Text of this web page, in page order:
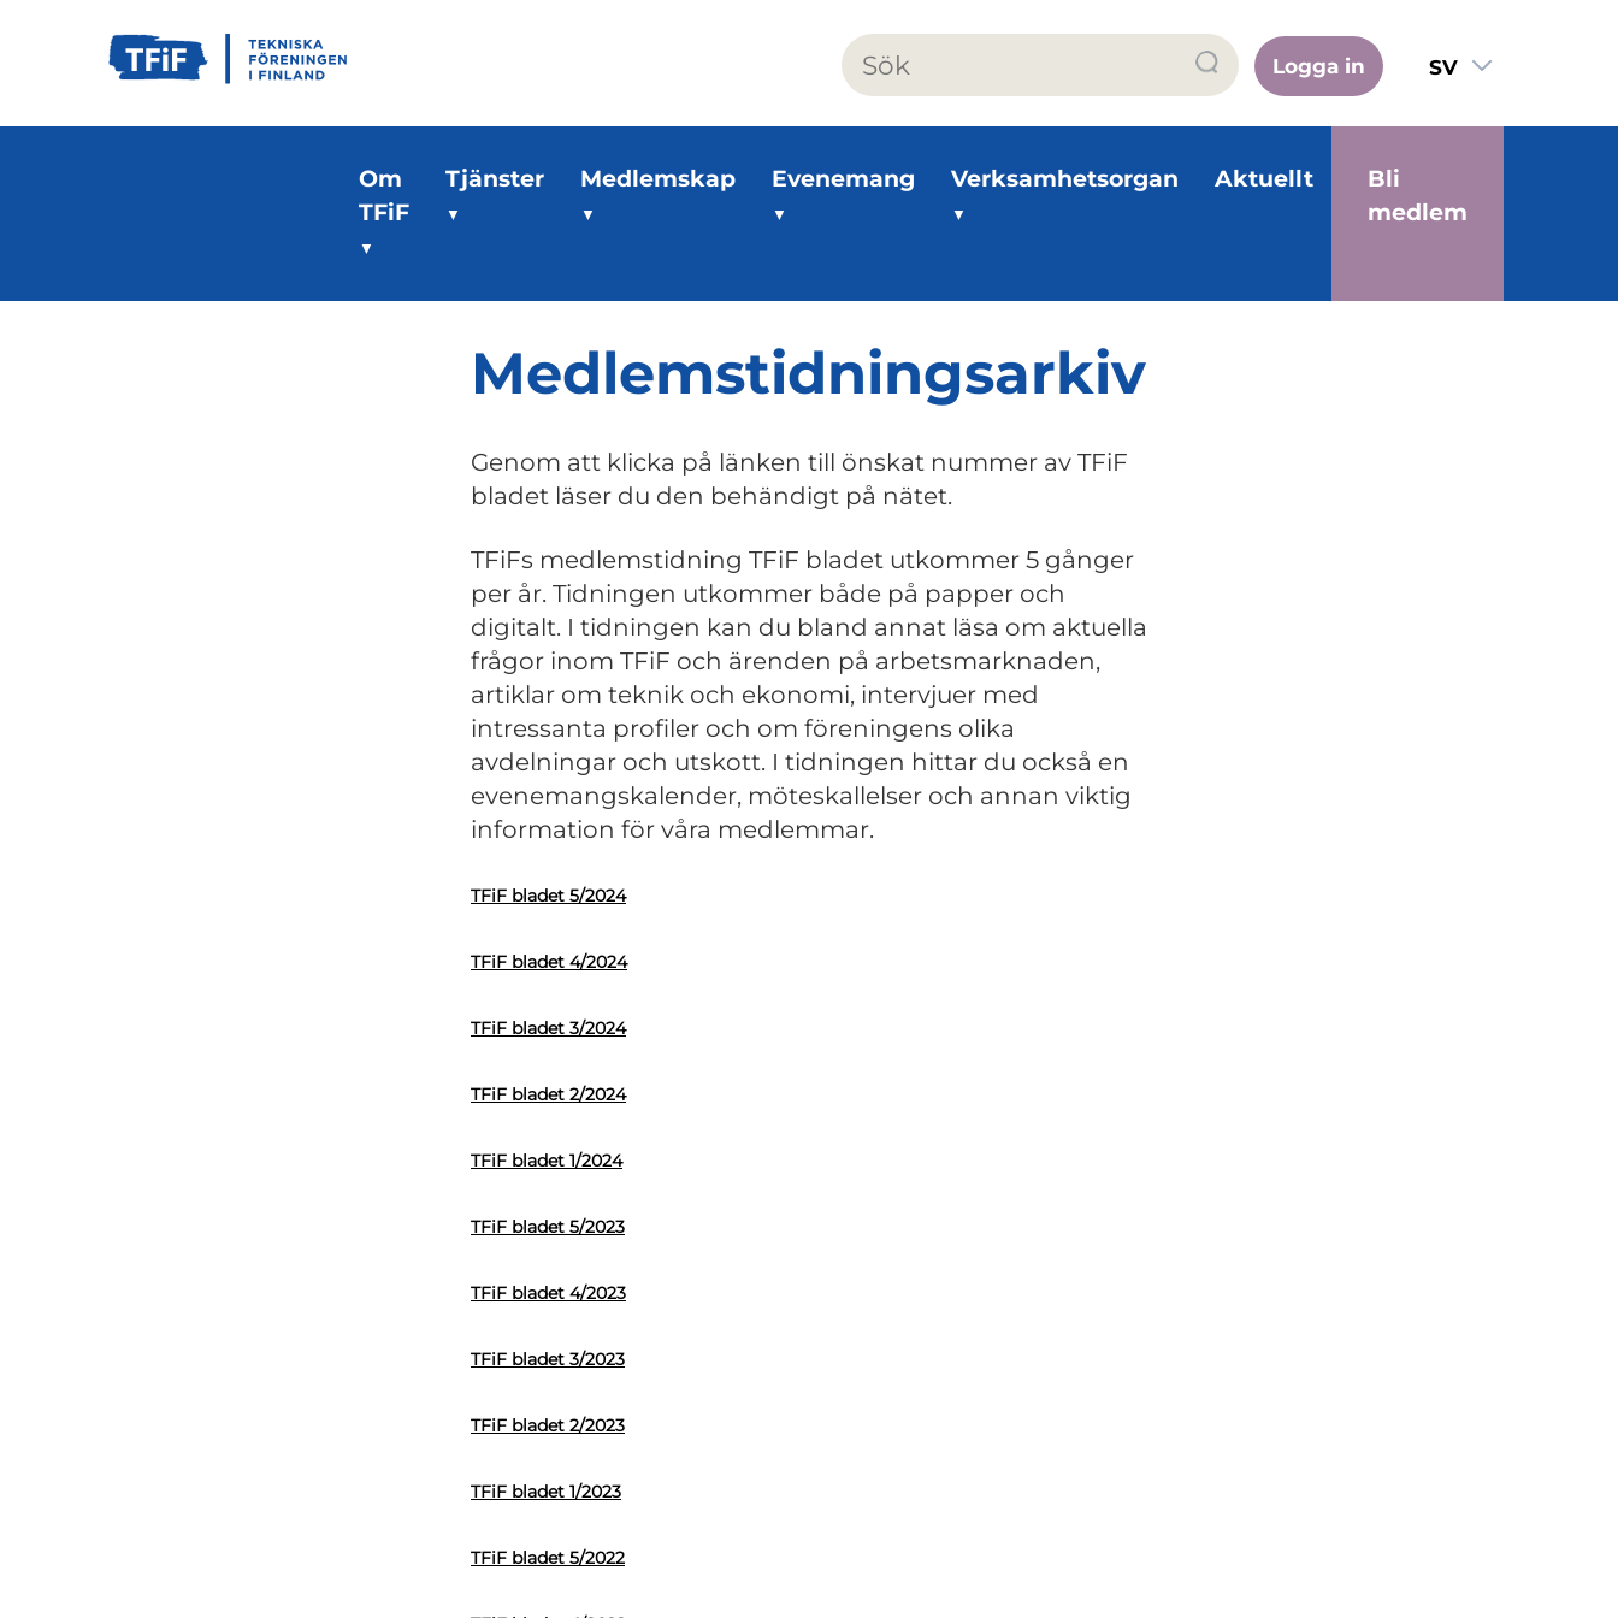
Logga in
SV
Om
TFiF
Tjänster Medlemskap Evenemang Verksamhetsorgan Aktuellt
Bli
medlem
Medlemstidningsarkiv
Genom att klicka på länken till önskat nummer av TFiF
bladet läser du den behändigt på nätet.
TFiFs medlemstidning TFiF bladet utkommer 5 gånger
per år. Tidningen utkommer både på papper och
digitalt. I tidningen kan du bland annat läsa om aktuella
frågor inom TFiF och ärenden på arbetsmarknaden,
artiklar om teknik och ekonomi, intervjuer med
intressanta profiler och om föreningens olika
avdelningar och utskott. I tidningen hittar du också en
evenemangskalender, möteskallelser och annan viktig
information för våra medlemmar.
TFiF bladet 5/2024
TFiF bladet 4/2024
TFiF bladet 3/2024
TFiF bladet 2/2024
TFiF bladet 1/2024
TFiF bladet 5/2023
TFiF bladet 4/2023
TFiF bladet 3/2023
TFiF bladet 2/2023
TFiF bladet 1/2023
TFiF bladet 5/2022